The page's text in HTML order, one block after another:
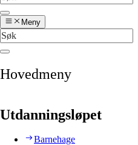
Meny
Hovedmeny
Utdanningsløpet
Barnehage